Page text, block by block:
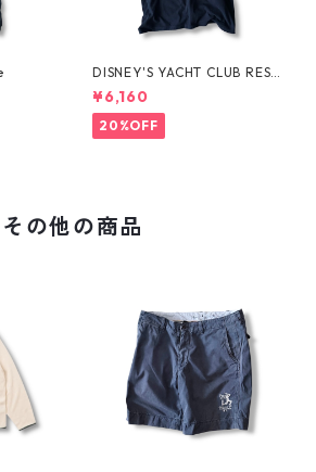
DISNEY'S YACHT CLUB RESO
RT Tee
¥6,160
20%OFF
その他の商品